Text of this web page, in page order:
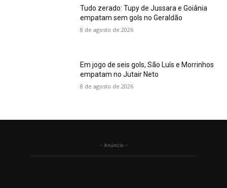
Tudo zerado: Tupy de Jussara e Goiânia
empatam sem gols no Geraldão
8 de agosto de 2026
Em jogo de seis gols, São Luís e Morrinhos
empatam no Jutair Neto
8 de agosto de 2026
- Anúncio -